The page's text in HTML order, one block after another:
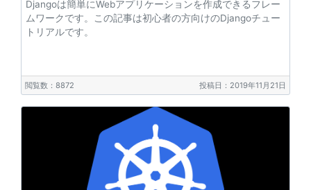
Djangoは簡単にWebアプリケーションを作成できるフレー
ムワークです。この記事は初心者の方向けのDjangoチュー
トリアルです。
閲覧数：8872 投稿日：2019年11月21日